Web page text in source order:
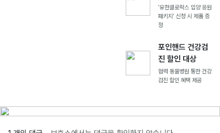
'유한클로락스 입양 응원
패키지' 신청 시 제품 증
정
포인핸드 건강검
진 할인 대상
협력 동물병원 통한 건강
검진 할인 혜택 제공